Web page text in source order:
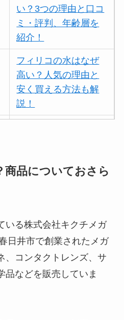
い？3つの理由と口コ
ミ・評判、年齢層を
紹介！
フィリコの水はなぜ
高い？人気の理由と
安く買える方法も解
説！
を紹介！
気？安く買う方法も
解説！
THE STEM CELL フ
ェイスマスクが安い
商品についておさら
いる株式会社キクチメガ
日井市で創業されたメガ
、コンタクトレンズ、サ
品などを販売していま